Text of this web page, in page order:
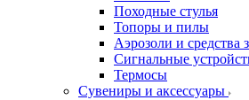
Походные стулья
Топоры и пилы
Аэрозоли и средства
Сигнальные
Термосы
Сувениры и аксессуары